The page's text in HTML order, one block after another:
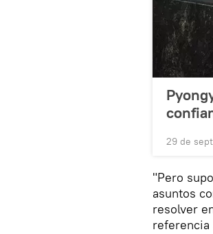
29 de
"Pero
asuntos
resolver
referencia